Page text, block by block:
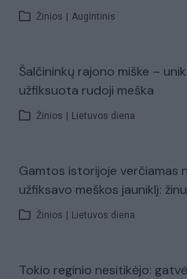
Žinios Augintinis
Šalčininkų rajono miške –
užfiksuota rudoji meška
Žinios Lietuvos diena
Gamtos istorijoje verčiamas
užfiksavo meškos jauniklį:
Žinios Lietuvos diena
Tokio reginio nesitikėjo: